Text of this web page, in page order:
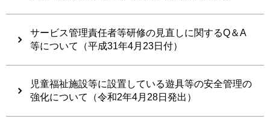
サービス管理責任者等研修の見直しに関するQ＆A
等について（平成31年4月23日付）
児童福祉施設等に設置している遊具等の安全管理の
強化について（令和2年4月28日発出）